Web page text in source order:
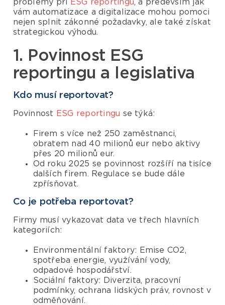
problémy při
ESG reportingu, a především jak
vám automatizace a digitalizace mohou pomoci
nejen splnit zákonné požadavky, ale také získat
strategickou výhodu.
1. Povinnost ESG
reportingu a legislativa
Kdo musí reportovat?
Povinnost ESG reportingu se týká:
Firem s více než 250 zaměstnanci,
obratem nad 40 milionů eur nebo aktivy
přes 20 milionů eur.
Od roku 2025 se povinnost rozšíří na tisíce
dalších firem. Regulace se bude dále
zpřísňovat.
Co je potřeba reportovat?
Firmy musí vykazovat data ve třech hlavních
kategoriích:
Environmentální faktory: Emise CO2,
spotřeba energie, využívání vody,
odpadové hospodářství.
Sociální faktory: Diverzita, pracovní
podmínky, ochrana lidských práv, rovnost v
odměňování.